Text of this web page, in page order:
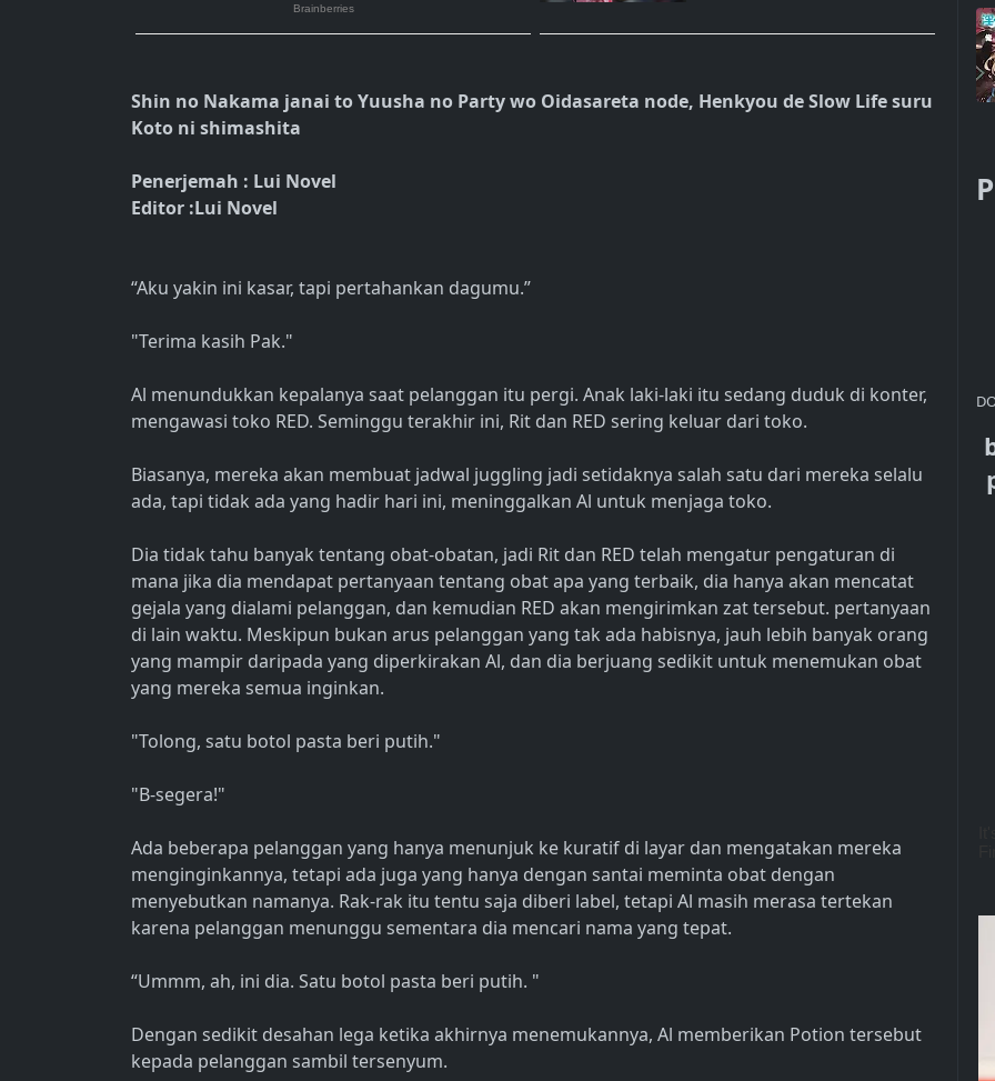
Shin no Nakama janai to Yuusha no Party wo Oidasareta node, Henkyou de Slow Life suru
Koto ni shimashita
Penerjemah : Lui Novel
Editor :Lui Novel
“Aku yakin ini kasar, tapi pertahankan dagumu.”
"Terima kasih Pak."
Al menundukkan kepalanya saat pelanggan itu pergi. Anak laki-laki itu sedang duduk di konter,
mengawasi toko RED. Seminggu terakhir ini, Rit dan RED sering keluar dari toko.
Biasanya, mereka akan membuat jadwal juggling jadi setidaknya salah satu dari mereka selalu
ada, tapi tidak ada yang hadir hari ini, meninggalkan Al untuk menjaga toko.
Dia tidak tahu banyak tentang obat-obatan, jadi Rit dan RED telah mengatur pengaturan di
mana jika dia mendapat pertanyaan tentang obat apa yang terbaik, dia hanya akan mencatat
gejala yang dialami pelanggan, dan kemudian RED akan mengirimkan zat tersebut. pertanyaan
di lain waktu. Meskipun bukan arus pelanggan yang tak ada habisnya, jauh lebih banyak orang
yang mampir daripada yang diperkirakan Al, dan dia berjuang sedikit untuk menemukan obat
yang mereka semua inginkan.
"Tolong, satu botol pasta beri putih."
"B-segera!"
Ada beberapa pelanggan yang hanya menunjuk ke kuratif di layar dan mengatakan mereka
menginginkannya, tetapi ada juga yang hanya dengan santai meminta obat dengan
menyebutkan namanya. Rak-rak itu tentu saja diberi label, tetapi Al masih merasa tertekan
karena pelanggan menunggu sementara dia mencari nama yang tepat.
“Ummm, ah, ini dia. Satu botol pasta beri putih. "
Dengan sedikit desahan lega ketika akhirnya menemukannya, Al memberikan Potion tersebut
kepada pelanggan sambil tersenyum.